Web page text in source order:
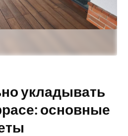
укладывать
основные